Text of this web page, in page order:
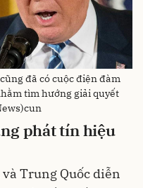
đã có cuộc điện đàm
tìm hướng giải quyết
phát tín hiệu
Trung Quốc diễn